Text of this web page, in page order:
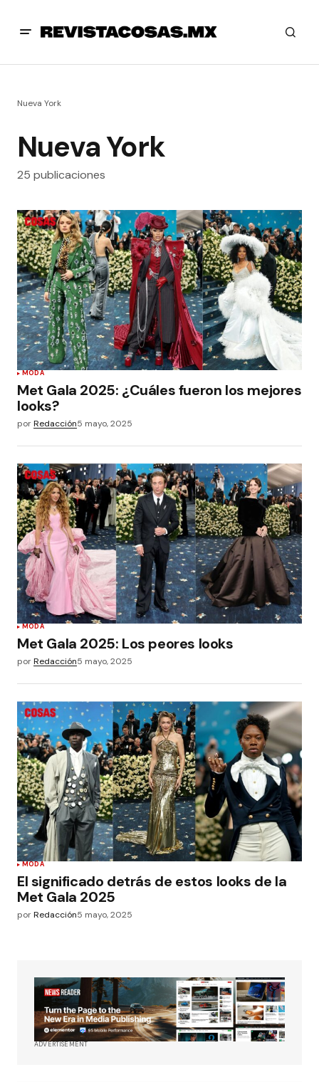
Nueva York
Nueva York
25 publicaciones
MODA
Met Gala 2025: ¿Cuáles fueron los mejores
looks?
porRedacción5 mayo, 2025
MODA
Met Gala 2025: Los peores looks
porRedacción5 mayo, 2025
MODA
El significado detrás de estos looks de la
Met Gala 2025
porRedacción5 mayo, 2025
ADVERTISEMENT